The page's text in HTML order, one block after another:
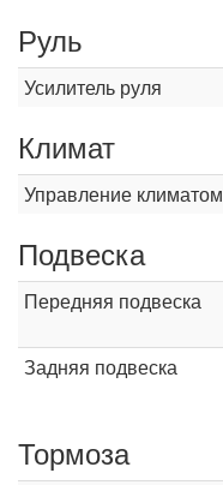
Руль
Усилитель руля
Климат
Управление климатом
Подвеска
Передняя подвеска
Задняя подвеска
Тормоза